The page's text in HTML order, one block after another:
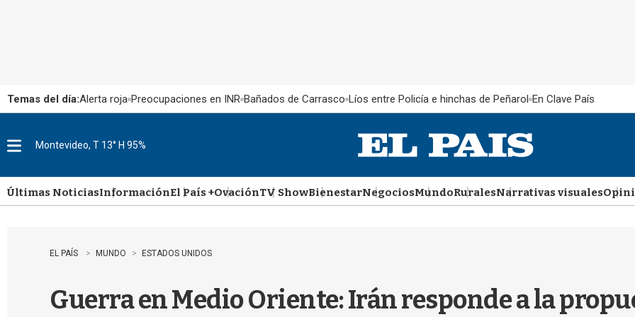
Temas del día:Alerta roja Preocupaciones en INR Bañados de Carrasco Líos entre Policía e hinchas de Peñarol En Clave País
u
Montevideo, T 13° H 95%
Últimas NoticiasInformaciónEl País +OvaciónTV ShowBienestarNegociosMundoRuralesNarrativas visuales
EL PAÍS MUNDO ESTADOS UNIDOS
Guerra en Medio Oriente: Irán responde a la